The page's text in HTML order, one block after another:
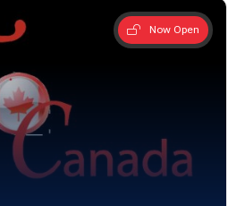
Now Open